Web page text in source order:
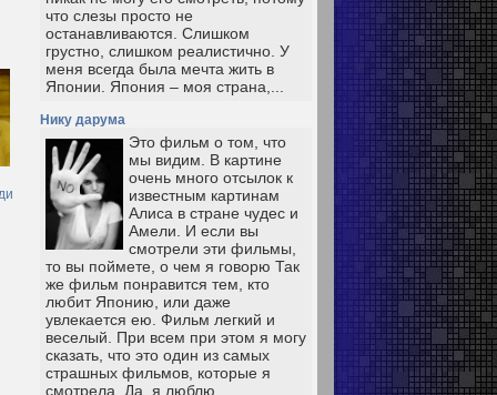
что слезы просто не
останавливаются. Слишком
грустно, слишком реалистично. У
меня всегда была мечта жить в
Японии. Япония – моя страна,...
Нику дарума
Это фильм о том, что
мы видим. В картине
очень много отсылок к
известным картинам
Алиса в стране чудес и
Амели. И если вы
смотрели эти фильмы,
то вы поймете, о чем я говорю Так
же фильм понравится тем, кто
любит Японию, или даже
увлекается ею. Фильм легкий и
веселый. При всем при этом я могу
сказать, что это один из самых
страшных фильмов, которые я
смотрела. Да, я люблю...